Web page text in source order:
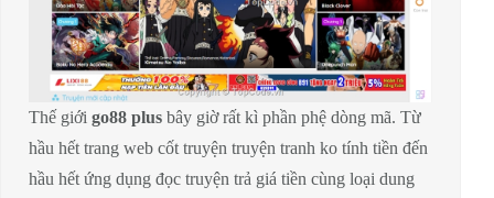
Thế giới go88 plus bây giờ rất kì phần phệ dòng mã. Từ
hầu hết trang web cốt truyện truyện tranh ko tính tiền đến
hầu hết ứng dụng đọc truyện trả giá tiền cùng loại dung